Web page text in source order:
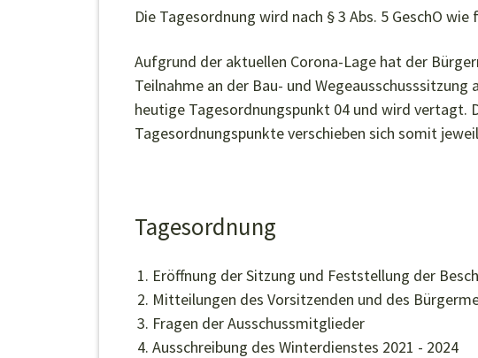
Die Tagesordnung wird nach § 3 Abs. 5 GeschO
Aufgrund der aktuellen Corona-Lage hat der
Teilnahme an der Bau- und
heutige Tagesordnungspunkt 04 und wird vertagt.
Tagesordnungspunkte verschieben sich somit
Tagesordnung
Eröffnung der Sitzung und Feststellung der
Mitteilungen des Vorsitzenden und des
Fragen der Ausschussmitglieder
Ausschreibung des Winterdienstes 2021 - 2024